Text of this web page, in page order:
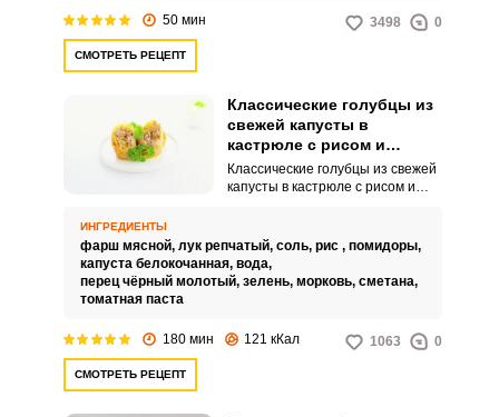
затем тушатся в томатном соусе.
Ленивые голубцы - это отличный
50 мин 3498 0
СМОТРЕТЬ РЕЦЕПТ
Классические голубцы из
свежей капусты в
кастрюле с рисом и
фаршем
Классические голубцы из свежей
капусты в кастрюле с рисом и
приготовить не только опытный
кулинар, но и начинающая
хозяйка. Рецепт голубцов
ИНГРЕДИЕНТЫ
фарш мясной, лук репчатый, соль, рис , помидоры,
капуста белокочанная, вода,
перец чёрный молотый, зелень, морковь, сметана,
томатная паста
180 мин 121 кКал 1063 0
СМОТРЕТЬ РЕЦЕПТ